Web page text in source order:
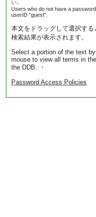
い。
Users who do not have a
userID "guest".
本文をドラッグして選択す
検索結果が表示されます。
Select a portion of the text
mouse to view all terms in
the DDB. ・
Password Access Policies